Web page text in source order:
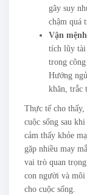
gây suy
chậm quá
Vận
tích lũy tài
trong
Hướng
khăn, trắc
Thực tế cho
cuộc sống sau
cảm thấy khỏe
gặp nhiều may
vai trò quan
con người và
cho cuộc sống.